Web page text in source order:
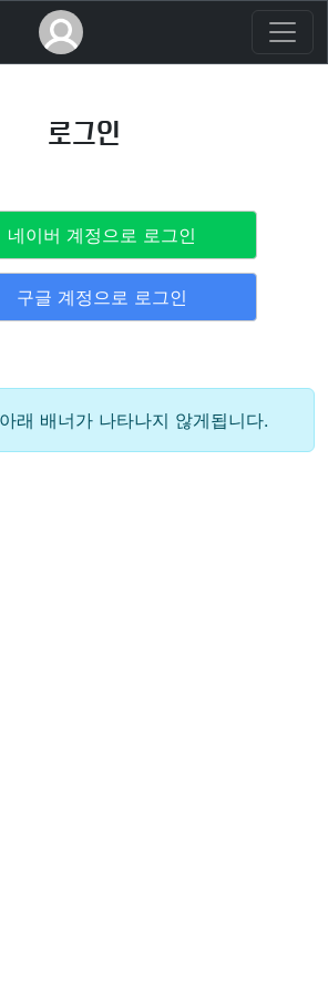
로그인
네이버 계정으로 로그인
구글 계정으로 로그인
래 배너가 나타나지 않게됩니다.